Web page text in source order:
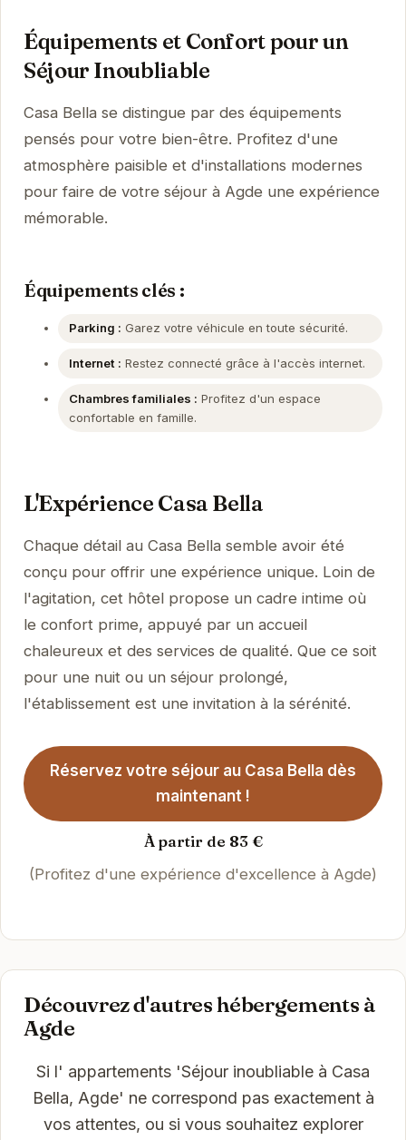
Équipements et Confort pour un
Séjour Inoubliable
Casa Bella se distingue par des équipements
pensés pour votre bien-être. Profitez d'une
atmosphère paisible et d'installations modernes
pour faire de votre séjour à Agde une expérience
mémorable.
Équipements clés :
Parking : Garez votre véhicule en toute sécurité.
Internet : Restez connecté grâce à l'accès internet.
Chambres familiales : Profitez d'un espace
confortable en famille.
L'Expérience Casa Bella
Chaque détail au Casa Bella semble avoir été
conçu pour offrir une expérience unique. Loin de
l'agitation, cet hôtel propose un cadre intime où
le confort prime, appuyé par un accueil
chaleureux et des services de qualité. Que ce soit
pour une nuit ou un séjour prolongé,
l'établissement est une invitation à la sérénité.
Réservez votre séjour au Casa Bella dès
maintenant !
À partir de 83 €
(Profitez d'une expérience d'excellence à Agde)
Découvrez d'autres hébergements à
Agde
Si l' appartements 'Séjour inoubliable à Casa
Bella, Agde' ne correspond pas exactement à
vos attentes, ou si vous souhaitez explorer